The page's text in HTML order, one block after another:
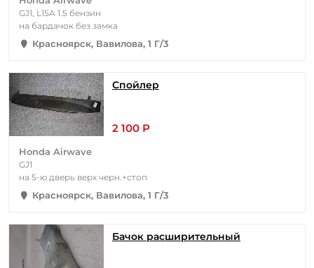
GJ1, L15A 1.5 бензин
на бардачок без замка
Красноярск, Вавилова, 1 Г/3
Спойлер
2 100 Р
Honda Airwave
GJ1
на 5-ю дверь верх черн.+стоп
Красноярск, Вавилова, 1 Г/3
Бачок расширительный